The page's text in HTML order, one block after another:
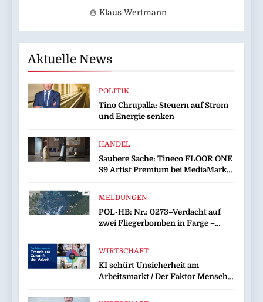
Klaus Wertmann
Aktuelle News
POLITIK
Tino Chrupalla: Steuern auf Strom
und Energie senken
HANDEL
Saubere Sache: Tineco FLOOR ONE
S9 Artist Premium bei MediaMarkt
MELDUNGEN
POL-HB: Nr.: 0273–Verdacht auf
zwei Fliegerbomben in Farge –
WIRTSCHAFT
KI schürt Unsicherheit am
Arbeitsmarkt / Der Faktor Mensch /